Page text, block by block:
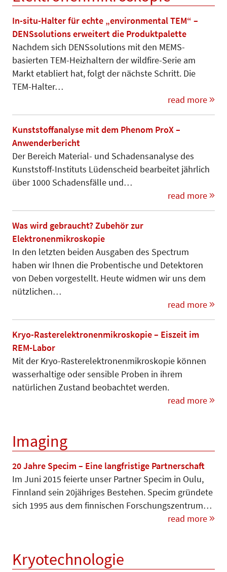
In-situ-Halter für echte „environmental TEM“ –
DENSsolutions erweitert die Produktpalette
Nachdem sich DENSsolutions mit den MEMS-
basierten TEM-Heizhaltern der wildfire-Serie am
Markt etabliert hat, folgt der nächste Schritt. Die
TEM-Halter…
read more
Kunststoffanalyse mit dem Phenom ProX –
Anwenderbericht
Der Bereich Material- und Schadens­analyse des
Kunststoff-Instituts Lü­den­scheid bearbeitet jährlich
über 1000 Schadensfälle und…
read more
Was wird gebraucht? Zubehör zur
Elektronenmikroskopie
In den letzten beiden Ausgaben des Spectrum
haben wir Ihnen die Probentische und Detektoren
von Deben vorgestellt. Heute widmen wir uns dem
nützlichen…
read more
Kryo-Rasterelektronenmikroskopie – Eiszeit im
REM-Labor
Mit der Kryo-Rasterelektronen­mi­­kro­­skopie können
wasserhaltige oder sensible Proben in ihrem
natürlichen Zustand beobachtet werden.
read more
Imaging
20 Jahre Specim – Eine langfristige Partnerschaft
Im Juni 2015 feierte unser Partner Specim in Oulu,
Finnland sein 20jähriges Bestehen. Specim gründete
sich 1995 aus dem finnischen Forschungszentrum…
read more
Kryotechnologie